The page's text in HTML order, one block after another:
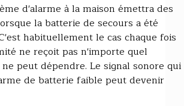
d'alarme à la maison émettra des
la batterie de secours a été
habituellement le cas chaque fois
ne reçoit pas n'importe quel
peut dépendre. Le signal sonore qui
de batterie faible peut devenir